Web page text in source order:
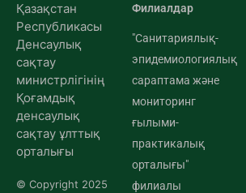
Қазақстан
Республикасы
Денсаулық
сақтау
министрлігінің
Қоғамдық
денсаулық
сақтау ұлттық
орталығы
© Copyright 2025
Филиалдар
"Санитариялық-
эпидемиологиялық
сараптама және
мониторинг
ғылыми-
практикалық
орталығы"
филиалы